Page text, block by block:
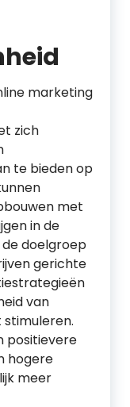
marketing
zich
te bieden op
met
in de
doelgroep
gerichte
van
positievere
hogere
meer